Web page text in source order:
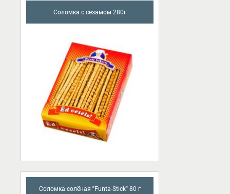
Соломка с сезамом 280г
Соломка солёная "Funta-Stick" 80 г